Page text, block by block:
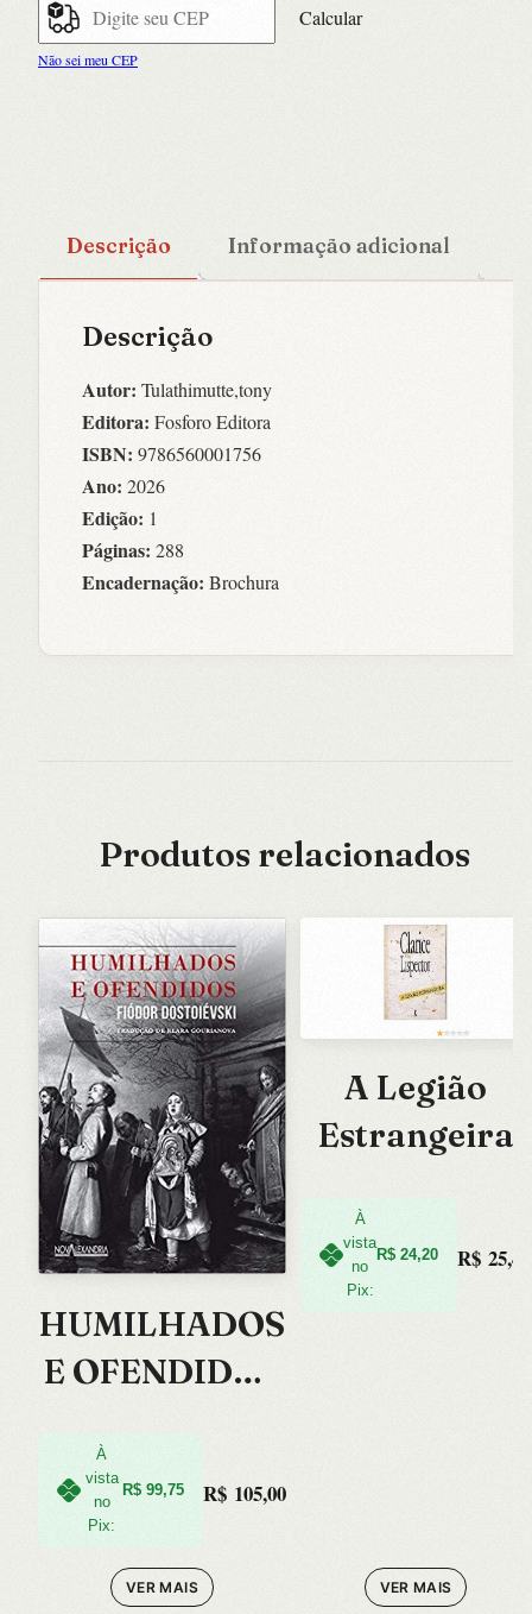
Calcular
Não sei meu CEP
Descrição Informação adicional
Descrição
Autor: Tulathimutte,tony
Editora: Fosforo Editora
ISBN: 9786560001756
Ano: 2026
Edição: 1
Páginas: 288
Encadernação: Brochura
Produtos relacionados
HUMILHADOS
E OFENDIDOS
À
vista
no
Pix:
R$ 99,75 R$ 105,00
VER MAIS
A Legião
Estrangeira
À
vista
no
Pix:
R$ 24,20 R$ 25,47
VER MAIS